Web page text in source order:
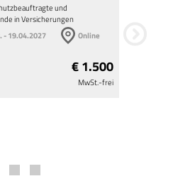
und
in Versicherungen
- 19.04.2027 Online
€ 1.500
MwSt.-frei